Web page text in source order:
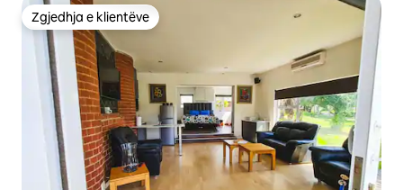
Zgjedhja e klientëve
Zgjedhja e klientëve